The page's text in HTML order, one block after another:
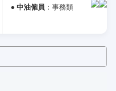
● 中油僱員 ：事務類